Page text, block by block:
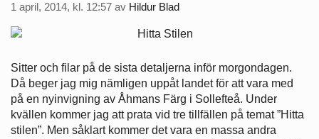
1 april, 2014, kl. 12:57 av Hildur Blad
Sitter och filar på de sista detaljerna inför morgondagen.
Då beger jag mig nämligen uppåt landet för att vara med
på en nyinvigning av Åhmans Färg i Sollefteå. Under
kvällen kommer jag att prata vid tre tillfällen på temat ”Hitta
stilen”. Men såklart kommer det vara en massa andra